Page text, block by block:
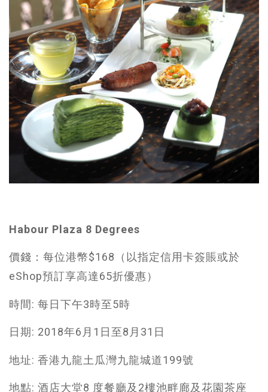
Habour Plaza 8 Degrees
價錢：每位港幣$168（以指定信用卡簽賬或於
eShop預訂享高達65折優惠）
時間: 每日下午3時至5時
日期: 2018年6月1日至8月31日
地址: 香港九龍土瓜灣九龍城道199號
地點: 酒店大堂8 度餐廳及2樓池畔廊及花園茶座